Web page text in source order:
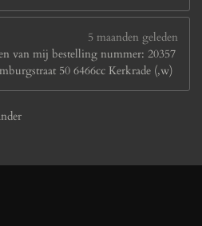
5 maanden geleden
van mij bestelling nummer: 20357
50 6466cc Kerkrade (,w)